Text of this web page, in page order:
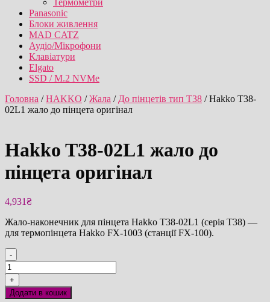
Panasonic
Блоки живлення
MAD CATZ
Аудіо/Мікрофони
Клавіатури
Elgato
SSD / M.2 NVMe
Головна /HAKKO /Жала / До пінцетів тип T38 / Hakko T38-
02L1 жало до пінцета оригінал
Hakko T38-02L1 жало до
пінцета оригінал
4,931₴
Жало-наконечник для пінцета Hakko T38-02L1 (серія T38) —
для термопінцета Hakko FX-1003 (станції FX-100).
-
Hakko
T38-
02L1
жало
+
Додати в кошик